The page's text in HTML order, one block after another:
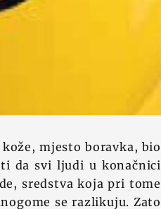
mjesto boravka, bio
da svi ljudi u konačnici
sredstva koja pri tome
se razlikuju. Zato